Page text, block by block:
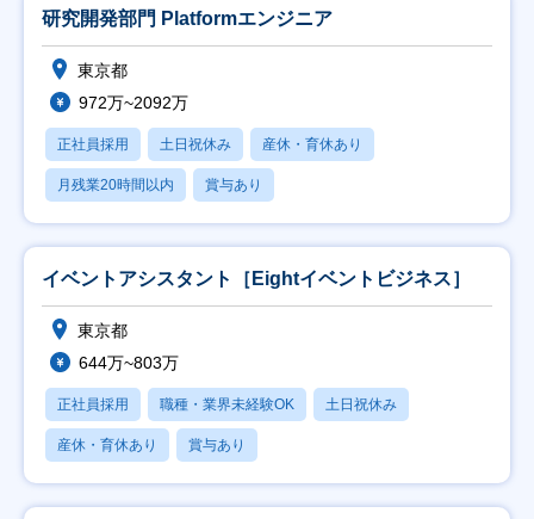
研究開発部門 Platformエンジニア
東京都
972万~2092万
正社員採用 土日祝休み 産休・育休あり
月残業20時間以内 賞与あり
イベントアシスタント［Eightイベントビジネス］
東京都
644万~803万
正社員採用 職種・業界未経験OK 土日祝休み
産休・育休あり 賞与あり